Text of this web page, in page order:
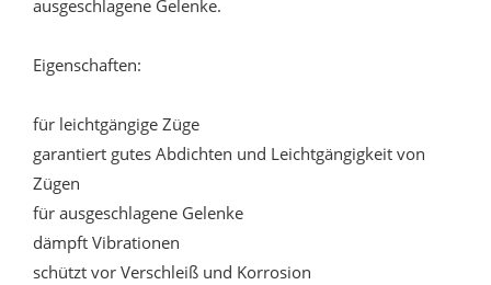
ausgeschlagene Gelenke.
Eigenschaften:
für leichtgängige Züge
garantiert gutes Abdichten und Leichtgängigkeit von
Zügen
für ausgeschlagene Gelenke
dämpft Vibrationen
schützt vor Verschleiß und Korrosion